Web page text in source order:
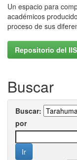
Un espacio para
académicos
proceso de sus
Repositorio del
Buscar
Buscar:
por